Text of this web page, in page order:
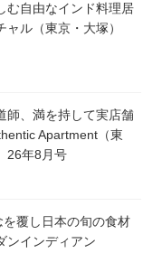
む自由なインド料理居
ャル（東京・大塚）
師、満を持して実店舗
Apartment（東
年8月号
を覆し日本の旬の食材
ンインディアン